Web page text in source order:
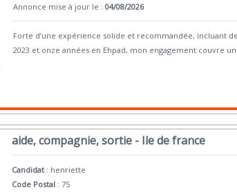
Annonce mise à jour le :04/08/2026
Forte d’une expérience solide et recommandée, incluant
2023 et onze années en Ehpad, mon engagement couvre
aide, compagnie, sortie - Ile de france
Candidat : henriette
Code Postal : 75